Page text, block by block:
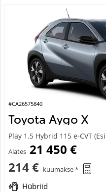
#CA26575840
Toyota Aygo X
Play 1.5 Hybrid 115 e-CVT
Alates 21 450 €
214 € kuumakse *
Hübriid